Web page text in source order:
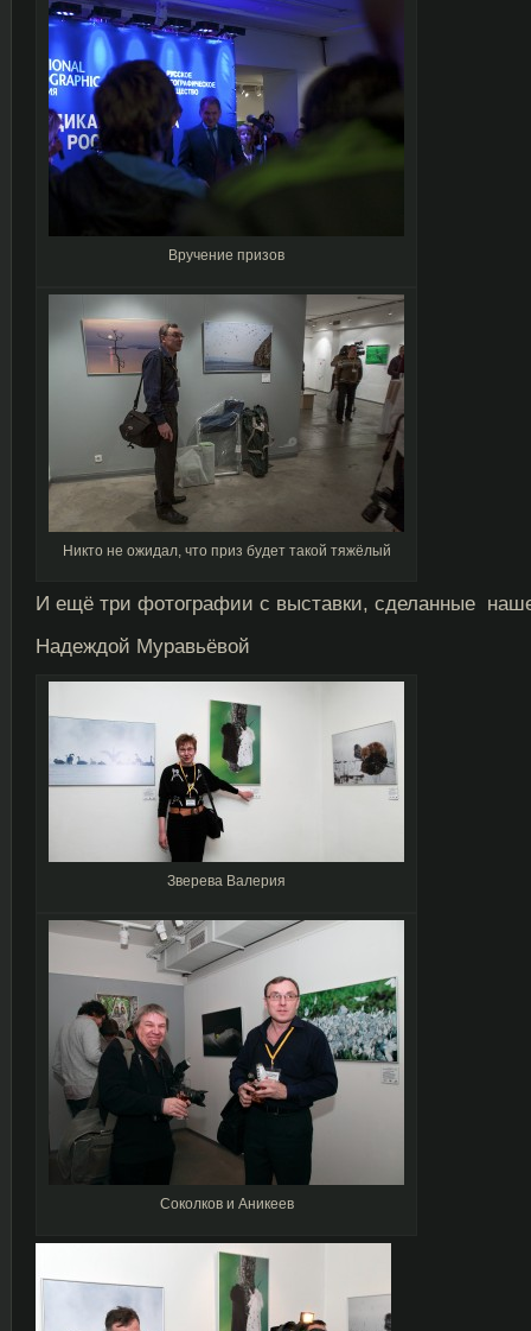
Вручение призов
Никто не ожидал, что приз будет такой тяжёлый
И ещё три фотографии с выставки, сделанные
Надеждой Муравьёвой
Зверева Валерия
Cоколков и Аникеев